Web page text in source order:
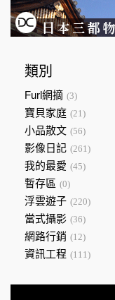
類別
Furl網摘 (3)
寶貝家庭 (21)
小品散文 (56)
影像日記 (261)
我的最愛 (45)
暫存區 (0)
浮雲遊子 (220)
當式攝影 (36)
網路行銷 (12)
資訊工程 (111)